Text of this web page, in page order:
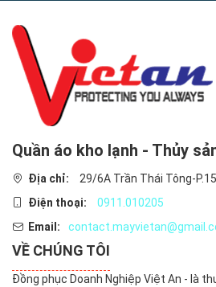
Quần áo kho lạnh - Thủy
Địa chỉ:
29/6A Trần Thái Tông-
Điện thoại:
0911.010205
Email:
VỀ CHÚNG TÔI
Đồng phục Doanh Nghiệp Việt An - là